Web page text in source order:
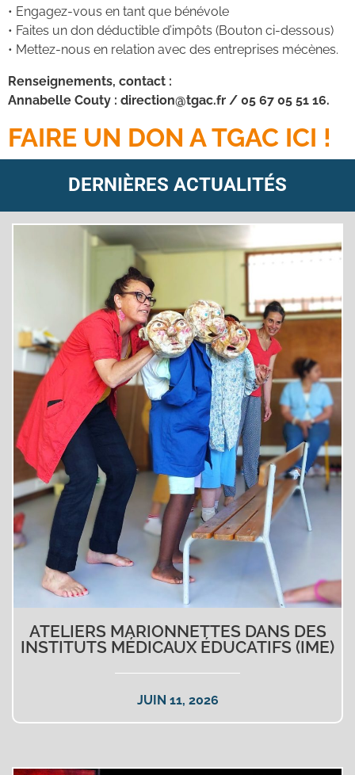
• Engagez-vous en tant que bénévole
• Faites un don déductible d’impôts (Bouton ci-dessous)
• Mettez-nous en relation avec des entreprises mécènes.
Renseignements, contact :
Annabelle Couty : direction@tgac.fr / 05 67 05 51 16.
FAIRE UN DON A TGAC ICI !
DERNIÈRES ACTUALITÉS
ATELIERS MARIONNETTES DANS DES
INSTITUTS MÉDICAUX ÉDUCATIFS (IME)
JUIN 11, 2026